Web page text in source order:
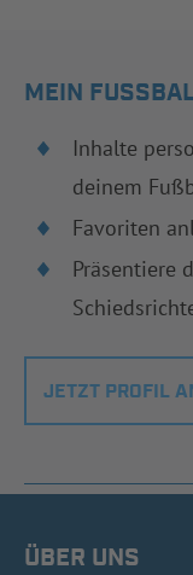
MEIN
Inhalte
deinem
Favoriten
Präsentiere
JETZT PROFIL
ÜBER UNS